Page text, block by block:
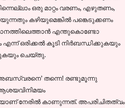
ഒരു മാറ്റം വരണം, എഴുതണം,
കഴിയുമെങ്കില്‍ പങ്കെടുക്കണം
എന്തുകൊണ്ടോ
എന്ന്‍ ഒരിക്കല്‍ കൂടി നിര്‍ബന്ധിക്കുകയും
ചെയ്തു.
തന്നെ! രണ്ടുമൂന്നു
നേരില്‍ കാണുന്നത്. അപരിചിതത്വം